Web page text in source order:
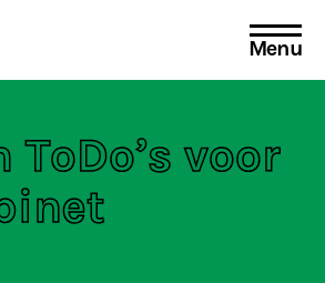
Menu
ToDo’s voor